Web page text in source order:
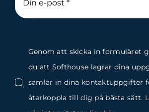
Genom att skicka in formuläret
du att Softhouse lagrar dina
samlar in dina kontaktuppgifter
återkoppla till dig på bästa sätt.